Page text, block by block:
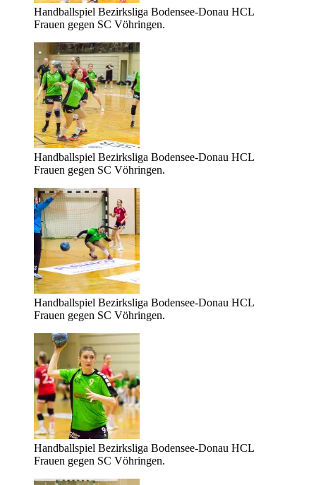
Handballspiel Bezirksliga Bodensee-Donau HCL
Frauen gegen SC Vöhringen.
Handballspiel Bezirksliga Bodensee-Donau HCL
Frauen gegen SC Vöhringen.
Handballspiel Bezirksliga Bodensee-Donau HCL
Frauen gegen SC Vöhringen.
Handballspiel Bezirksliga Bodensee-Donau HCL
Frauen gegen SC Vöhringen.